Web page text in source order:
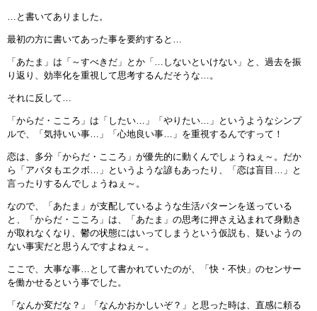
…と書いてありました。
最初の方に書いてあった事を要約すると…
「あたま」は「～すべきだ」とか「…しないといけない」と、過去を振
り返り、効率化を重視して思考するんだそうな…。
それに反して…
「からだ・こころ」は「したい…」「やりたい…」というようなシンプ
ルで、「気持いい事…」「心地良い事…」を重視するんですって！
恋は、多分「からだ・こころ」が優先的に動くんでしょうねぇ～。だか
ら「アバタもエクボ…」というような諺もあったり、「恋は盲目…」と
言ったりするんでしょうねぇ～。
なので、「あたま」が支配しているような生活パターンを送っている
と、「からだ・こころ」は、「あたま」の思考に押さえ込まれて身動き
が取れなくなり、鬱の状態にはいってしまうという仮説も、疑いようの
ない事実だと思うんですよねぇ～。
ここで、大事な事…として書かれていたのが、「快・不快」のセンサー
を働かせるという事でした。
「なんか変だな？」「なんかおかしいぞ？」と思った時は、直感に頼る